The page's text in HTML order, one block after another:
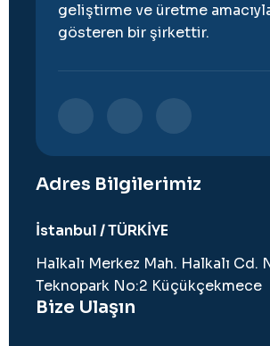
geliştirme ve üretme
gösteren bir şirkettir.
Adres Bilgilerimiz
İstanbul / TÜRKİYE
Halkalı Merkez Mah. Halkalı Cd.
Teknopark No:2 Küçükçekmece
Bize Ulaşın